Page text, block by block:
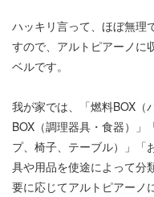
ハッキリ言って、ほぼ無理
すので、アルトピアーノに
ベルです。
我が家では、「燃料BOX（
BOX（調理器具・食器）」
プ、椅子、テーブル）」「
具や用品を使途によって分
要に応じてアルトピアーノ